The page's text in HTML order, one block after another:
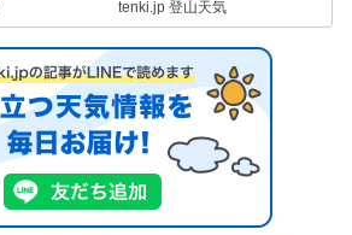
tenki.jp 登山天気